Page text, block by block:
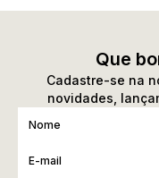
Que
Cadastre-se na
novidades,